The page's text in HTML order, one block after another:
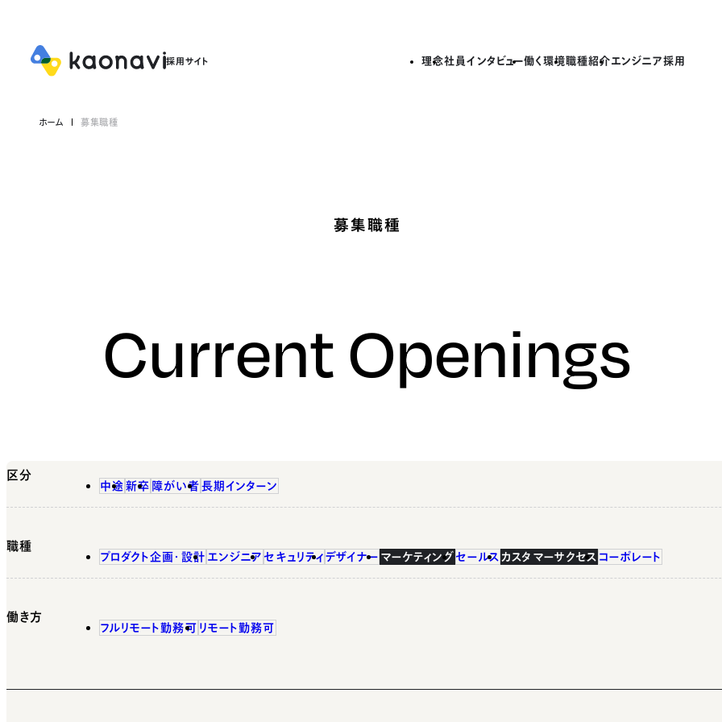
理念社員インタビュー働く環境職種紹介エンジニア採用
ホーム 募集職種
募集職種
Current Openings
区分
中途 新卒 障がい者 長期インターン
職種
プロダクト企画・設計 エンジニア セキュリティ デザイナー マーケティング セールス カスタマーサクセス コーポレート
働き方
フルリモート勤務可 リモート勤務可